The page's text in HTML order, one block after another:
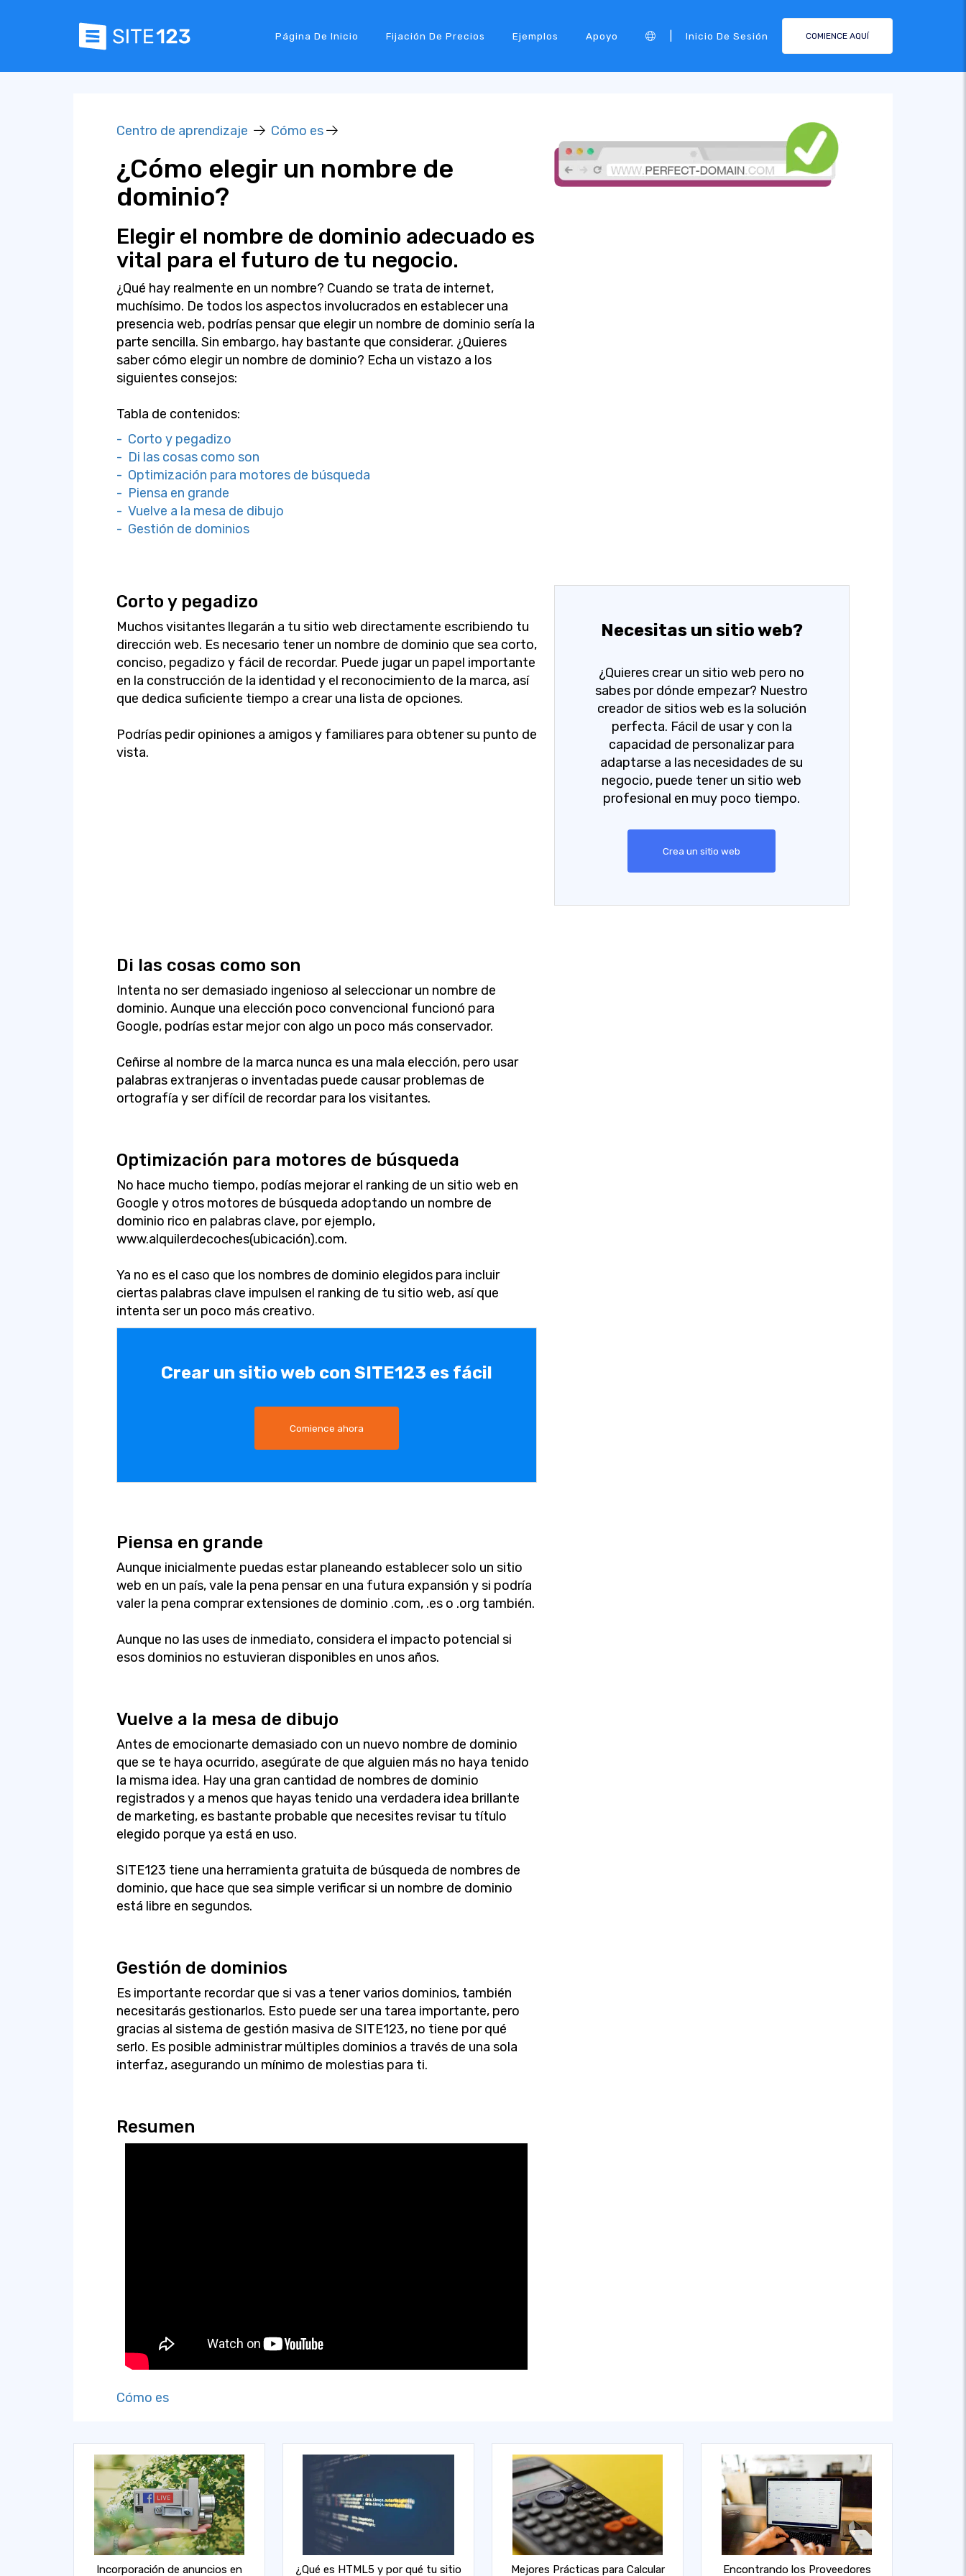
Página De Inicio Fijación De Precios Ejemplos Apoyo Inicio De Sesión COMIENCE AQUÍ
Centro de aprendizaje Cómo es
¿Cómo elegir un nombre de
dominio?
Elegir el nombre de dominio adecuado es
vital para el futuro de tu negocio.
¿Qué hay realmente en un nombre? Cuando se trata de internet,
muchísimo. De todos los aspectos involucrados en establecer una
presencia web, podrías pensar que elegir un nombre de dominio sería la
parte sencilla. Sin embargo, hay bastante que considerar. ¿Quieres
saber cómo elegir un nombre de dominio? Echa un vistazo a los
siguientes consejos:
Tabla de contenidos:
- Corto y pegadizo
- Di las cosas como son
- Optimización para motores de búsqueda
- Piensa en grande
- Vuelve a la mesa de dibujo
- Gestión de dominios
Corto y pegadizo
Muchos visitantes llegarán a tu sitio web directamente escribiendo tu
dirección web. Es necesario tener un nombre de dominio que sea corto,
conciso, pegadizo y fácil de recordar. Puede jugar un papel importante
en la construcción de la identidad y el reconocimiento de la marca, así
que dedica suficiente tiempo a crear una lista de opciones.
Podrías pedir opiniones a amigos y familiares para obtener su punto de
vista.
Necesitas un sitio web?
¿Quieres crear un sitio web pero no
sabes por dónde empezar? Nuestro
creador de sitios web es la solución
perfecta. Fácil de usar y con la
capacidad de personalizar para
adaptarse a las necesidades de su
negocio, puede tener un sitio web
profesional en muy poco tiempo.
Crea un sitio web
Di las cosas como son
Intenta no ser demasiado ingenioso al seleccionar un nombre de
dominio. Aunque una elección poco convencional funcionó para
Google, podrías estar mejor con algo un poco más conservador.
Ceñirse al nombre de la marca nunca es una mala elección, pero usar
palabras extranjeras o inventadas puede causar problemas de
ortografía y ser difícil de recordar para los visitantes.
Optimización para motores de búsqueda
No hace mucho tiempo, podías mejorar el ranking de un sitio web en
Google y otros motores de búsqueda adoptando un nombre de
dominio rico en palabras clave, por ejemplo,
www.alquilerdecoches(ubicación).com.
Ya no es el caso que los nombres de dominio elegidos para incluir
ciertas palabras clave impulsen el ranking de tu sitio web, así que
intenta ser un poco más creativo.
Crear un sitio web con SITE123 es fácil
Comience ahora
Piensa en grande
Aunque inicialmente puedas estar planeando establecer solo un sitio
web en un país, vale la pena pensar en una futura expansión y si podría
valer la pena comprar extensiones de dominio .com, .es o .org también.
Aunque no las uses de inmediato, considera el impacto potencial si
esos dominios no estuvieran disponibles en unos años.
Vuelve a la mesa de dibujo
Antes de emocionarte demasiado con un nuevo nombre de dominio
que se te haya ocurrido, asegúrate de que alguien más no haya tenido
la misma idea. Hay una gran cantidad de nombres de dominio
registrados y a menos que hayas tenido una verdadera idea brillante
de marketing, es bastante probable que necesites revisar tu título
elegido porque ya está en uso.
SITE123 tiene una herramienta gratuita de búsqueda de nombres de
dominio, que hace que sea simple verificar si un nombre de dominio
está libre en segundos.
Gestión de dominios
Es importante recordar que si vas a tener varios dominios, también
necesitarás gestionarlos. Esto puede ser una tarea importante, pero
gracias al sistema de gestión masiva de SITE123, no tiene por qué
serlo. Es posible administrar múltiples dominios a través de una sola
interfaz, asegurando un mínimo de molestias para ti.
Resumen
Cómo es
Incorporación de anuncios en ¿Qué es HTML5 y por qué tu sitio Mejores Prácticas para Calcular Encontrando los Proveedores